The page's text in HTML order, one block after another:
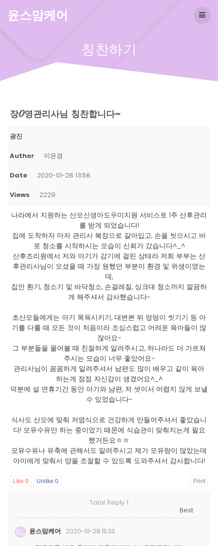
윤스맘케어
칭찬하기
장O영관리사님 칭찬합니다~
광진
Author 이은경
Date 2020-01-28 13:58
Views 2229
나라에서 지원하는 산모신생아도우미지원 서비스로 1주 산후관리
를 받게 되었습니다!
집에 도착하자 마자 관리사 복장으로 갈아입고, 손을 씻으시고 바
로 청소를 시작하시는 모습이 신뢰가 갔습니다^_^
산후조리원에서 저와 아기가 감기에 걸린 상태라 저희 부부는 산
후관리사님이 오셨을 때 가장 원했던 부분이 환경 및 위생이였는
데,
집안 환기, 청소기 및 바닥청소, 손걸레질, 싱크대 청소까지 깔끔하
게 해주셔서 감사했습니다~
초산모들에게는 아기 목욕시키기, 대변본 뒤 엉덩이 씻기기 등 아
기를 다룰 때 모든 것이 처음이라 조심스럽고 어려운 육아들이 많
잖아요~
그 부분들을 물어볼 때 친절하게 알려주시고, 하나라도 더 가르쳐
주시는 모습이 너무 좋았어요~
관리사님이 꼼꼼하게 알려주셔서 남편도 많이 배우고 같이 육아
하는게 점점 자신감이 생겼어요^_^
덕분에 설 연휴기간 동안 아기와 남편, 저 셋이서 어렵지 않게 보낼
수 있었습니다~
식사도 산모에 맞춰 저염식으로 건강하게 만들어주셔서 좋았습니
다! 모유수유만 하는 중이었기 때문에 식습관이 맞춰지는게 필요
했거든요ㅎㅎ
모유수유나 유축에 관해서도 알려주시고 제가 모유량이 많았는데
아이에게 맞춰서 양을 조절할 수 있도록 도와주셔서 감사합니다!
Like 0 Unlike 0 Print
Total Reply 1
윤스맘케어 2020-01-28 15:33